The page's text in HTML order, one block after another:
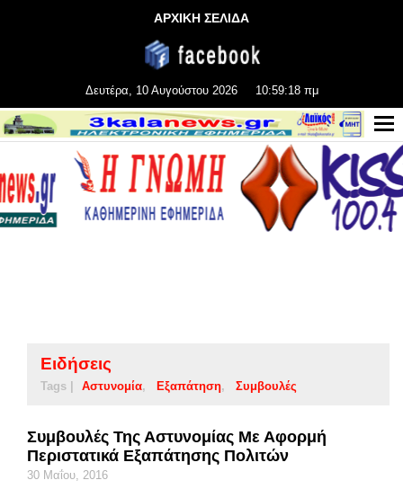
ΑΡΧΙΚΗ ΣΕΛΙΔΑ
Δευτέρα, 10 Αυγούστου 2026 10:59:19 πμ
Ειδήσεις
Tags | Αστυνομία Εξαπάτηση Συμβουλές
Συμβουλές Της Αστυνομίας Με Αφορμή
Περιστατικά Εξαπάτησης Πολιτών
30 Μαΐου, 2016